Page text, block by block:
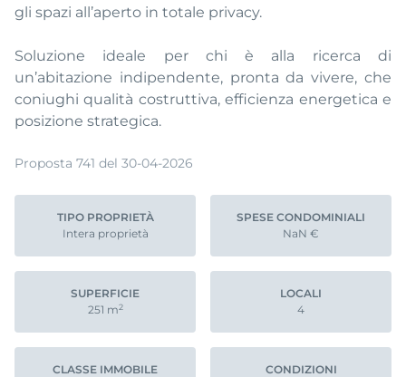
gli spazi all’aperto in totale privacy.
Soluzione ideale per chi è alla ricerca di
un’abitazione indipendente, pronta da vivere, che
coniughi qualità costruttiva, efficienza energetica e
posizione strategica.
Proposta 741 del 30-04-2026
TIPO PROPRIETÀ
Intera proprietà
SPESE CONDOMINIALI
NaN €
SUPERFICIE
251 m2
LOCALI
4
CLASSE IMMOBILE
CONDIZIONI